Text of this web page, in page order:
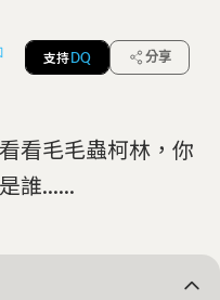
支持 DQ 分享
看毛毛蟲柯林，你
誰......